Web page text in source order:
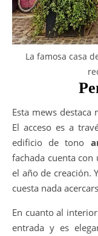
La famosa casa
Esta mews destaca
El acceso es a
edificio de tono
fachada cuenta
el año de creación.
cuesta nada
En cuanto al
entrada y es